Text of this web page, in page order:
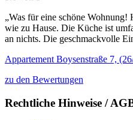
„Was für eine schöne
wie zu Hause. Die Küche ist
an nichts. Die geschmackvolle
Appartement Boysenstraße 7,
zu den Bewertungen
Rechtliche Hinweise /